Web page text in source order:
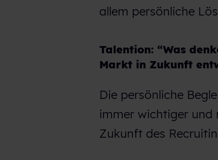
allem persönliche
Talention: “Was
Markt in Zukunft
Die persönliche
immer wichtiger und
Zukunft des